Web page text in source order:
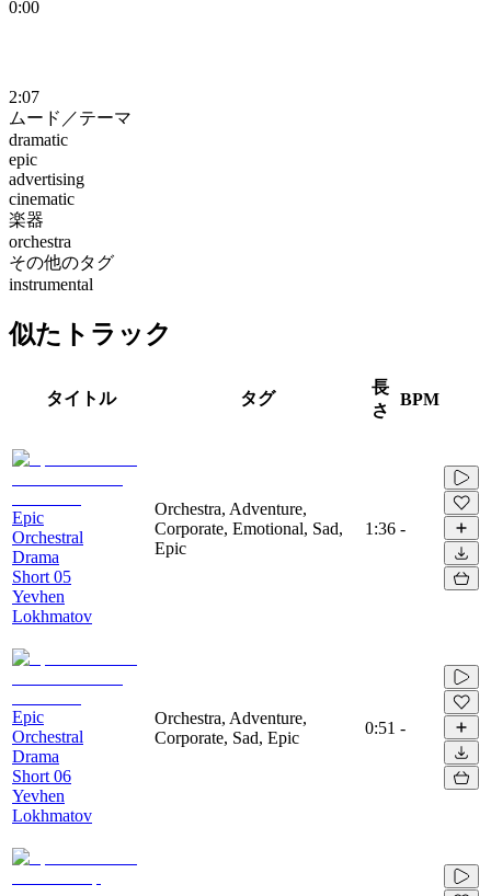
0:00
2:07
ムード／テーマ
dramatic
epic
advertising
cinematic
楽器
orchestra
その他のタグ
instrumental
似たトラック
タイトル タグ
長
さ
BPM
Epic
Orchestral
Drama
Short 05
Yevhen
Lokhmatov
Orchestra, Adventure,
Corporate, Emotional, Sad,
Epic
1:36 -
Epic
Orchestral
Drama
Short 06
Yevhen
Lokhmatov
Orchestra, Adventure,
Corporate, Sad, Epic
0:51 -